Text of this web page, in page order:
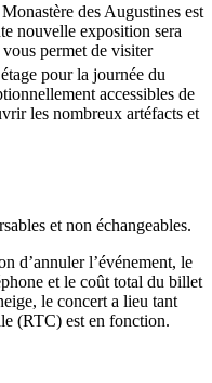
des Augustines est
nouvelle exposition sera
permet de visiter
étage pour la journée du
accessibles de
les nombreux artéfacts et
et non échangeables.
d’annuler l’événement, le
et le coût total du billet
le concert a lieu tant
(RTC) est en fonction.